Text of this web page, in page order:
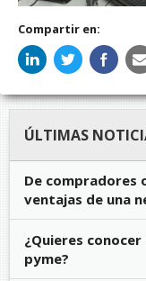
Compartir en:
ÚLTIMAS
De compradores
ventajas de una
¿Quieres
pyme?